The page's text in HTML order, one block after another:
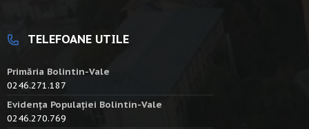
TELEFOANE UTILE
Primăria Bolintin-Vale
0246.271.187
Evidența Populației Bolintin-Vale
0246.270.769